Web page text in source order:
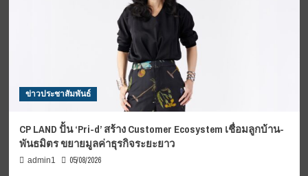
ข่าวประชาสัมพันธ์
CP LAND ปั้น ‘Pri-d’ สร้าง Customer Ecosystem เชื่อมลูกบ้าน-
พันธมิตร ขยายมูลค่าธุรกิจระยะยาว
admin1 05/08/2026